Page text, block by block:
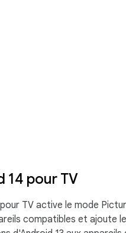
14 pour TV
TV active le mode
compatibles et ajoute